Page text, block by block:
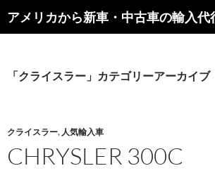
索
ン
キ
ッ
プ
「クライスラー」カテゴリーアーカイブ
クライスラー, 人気輸入車
CHRYSLER 300C